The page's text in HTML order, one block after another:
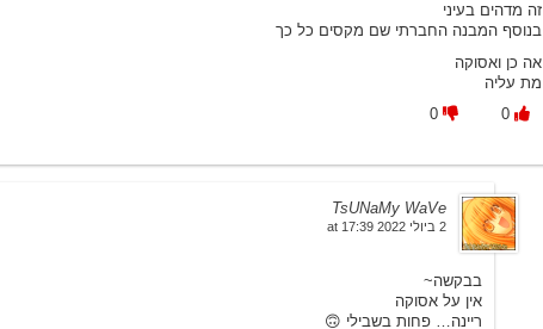
זה מדהים בעיני
בנוסף המבנה החברתי שם מקסים כל כך
אה כן ואסוקה
מת עליה
0
0
TsUNaMy WaVe
2 ביולי 2022 at 17:39
בבקשה~
אין על אסוקה
ריינה… פחות בשבילי 🙃